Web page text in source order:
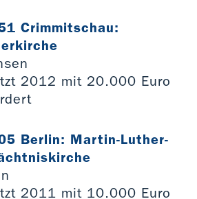
Crimmitschau:
2012 mit 20.000 Euro
Berlin: Martin-Luther-
2011 mit 10.000 Euro